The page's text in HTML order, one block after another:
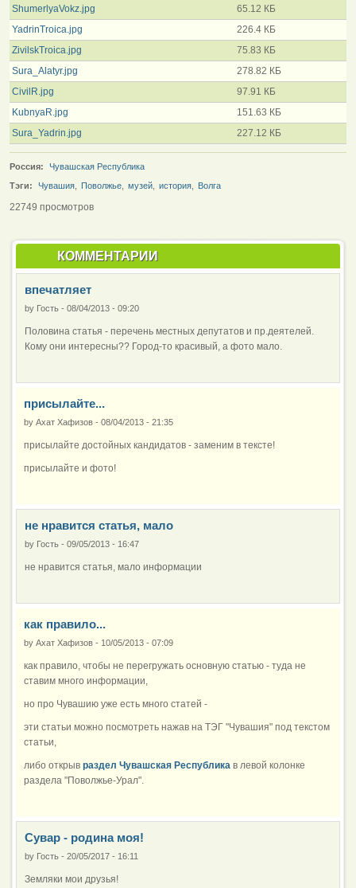
ShumerlyaVokz.jpg
65.12 КБ
YadrinTroica.jpg
226.4 КБ
ZivilskTroica.jpg
75.83 КБ
Sura_Alatyr.jpg
278.82 КБ
CivilR.jpg
97.91 КБ
KubnyaR.jpg
151.63 КБ
Sura_Yadrin.jpg
227.12 КБ
Россия:
Чувашская Республика
Тэги:
Чувашия Поволжье музей история Волга
22749 просмотров
КОММЕНТАРИИ
впечатляет
by Гость - 08/04/2013 - 09:20
Половина статья - перечень местных депутатов и пр.деятелей.
Кому они интересны?? Город-то красивый, а фото мало.
присылайте...
by Ахат Хафизов - 08/04/2013 - 21:35
присылайте достойных кандидатов - заменим в тексте!
присылайте и фото!
не нравится статья, мало
by Гость - 09/05/2013 - 16:47
не нравится статья, мало информации
как правило...
by Ахат Хафизов - 10/05/2013 - 07:09
как правило, чтобы не перегружать основную статью - туда не
ставим много информации,
но про Чувашию уже есть много статей -
эти статьи можно посмотреть нажав на ТЭГ "Чувашия" под текстом
статьи,
либо открыв раздел Чувашская Республика в левой колонке
раздела "Поволжье-Урал".
Сувар - родина моя!
by Гость - 20/05/2017 - 16:11
Земляки мои друзья!